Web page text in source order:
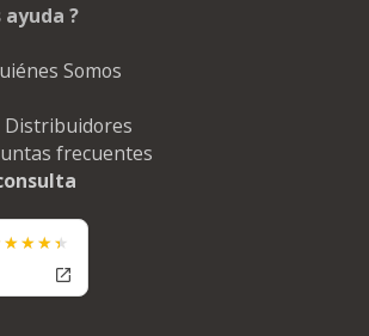
ayuda ?
Somos
frecuentes